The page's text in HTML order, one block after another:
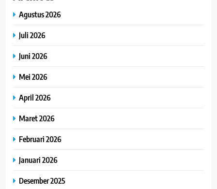
Agustus 2026
Juli 2026
Juni 2026
Mei 2026
April 2026
Maret 2026
Februari 2026
Januari 2026
Desember 2025